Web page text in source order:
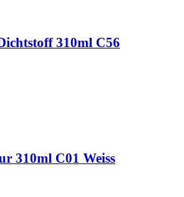
310ml C56
310ml C01 Weiss